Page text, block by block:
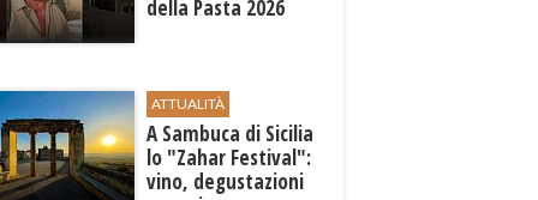
della Pasta 2026
ATTUALITÀ
A Sambuca di Sicilia
lo "Zahar Festival":
vino, degustazioni